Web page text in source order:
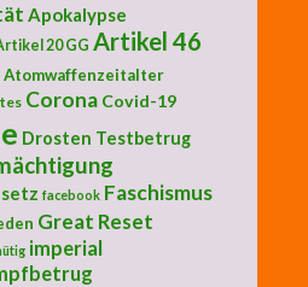
Apokalypse
20 GG Artikel 46
Atomwaffenzeitalter
Corona Covid-19
Drosten Testbetrug
facebook Faschismus
Great Reset
imperial